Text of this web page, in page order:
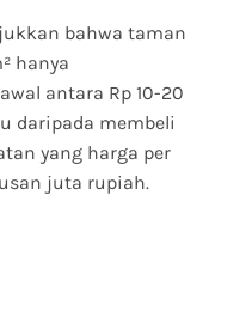
bahwa taman
hanya
antara Rp 10-20
daripada membeli
yang harga per
juta rupiah.